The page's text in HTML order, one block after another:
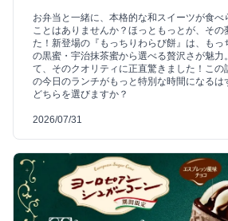
お弁当と一緒に、本格的な和スイーツが食
ことはありませんか？ほっともっとが、その
た！新登場の『もっちりわらび餅』は、もっ
の黒蜜・宇治抹茶蜜から選べる贅沢さが魅力
て、そのクオリティに正直驚きました！この
の今日のランチがもっと特別な時間になるは
どちらを選びますか？
2026/07/31